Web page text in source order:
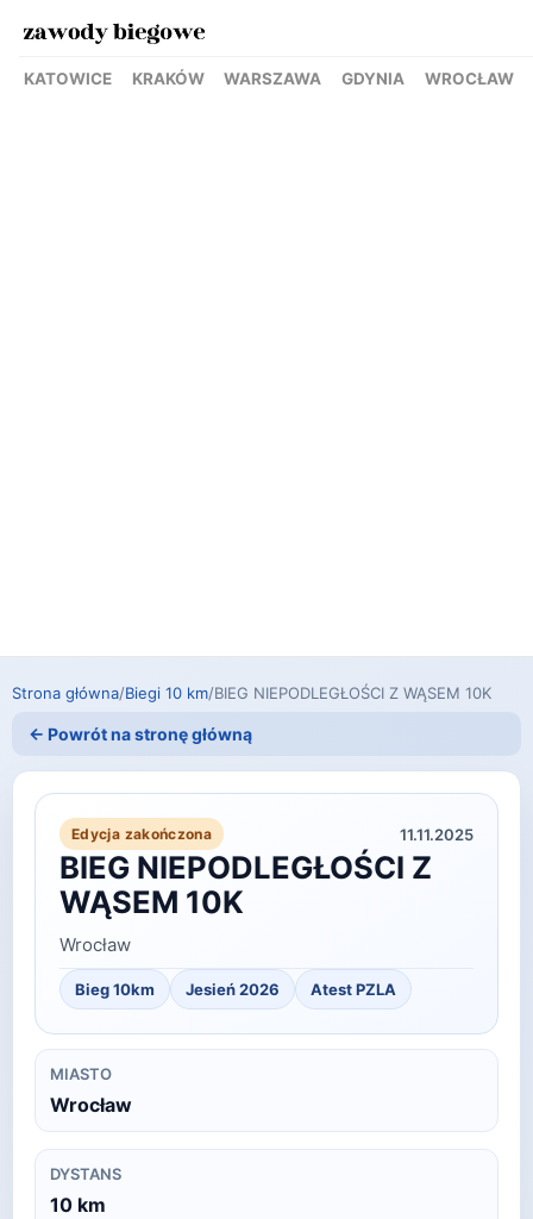
KATOWICE KRAKÓW WARSZAWA GDYNIA WROCŁAW
Strona główna/Biegi 10 km/BIEG NIEPODLEGŁOŚCI Z WĄSEM 10K
← Powrót na stronę główną
Edycja zakończona 11.11.2025
BIEG NIEPODLEGŁOŚCI Z
WĄSEM 10K
Wrocław
Bieg 10km Jesień 2026 Atest PZLA
MIASTO
Wrocław
DYSTANS
10 km